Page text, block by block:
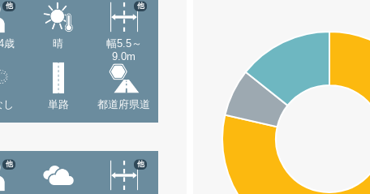
歳
他
晴
幅5.5～
9.0m
他
し 単路 都道府県道
他 他